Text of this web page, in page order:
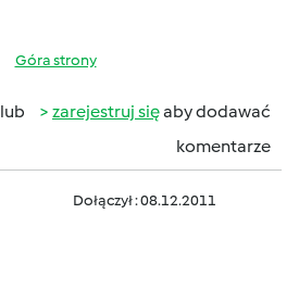
Góra strony
lub zarejestruj sięaby dodawać
komentarze
Dołączył : 08.12.2011